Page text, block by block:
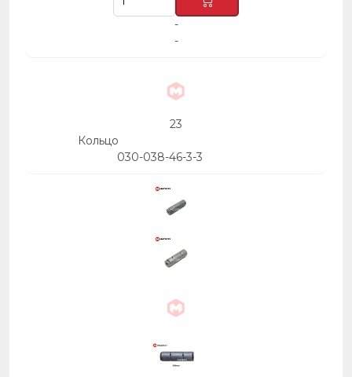
-
-
23
Кольцо
030-038-46-3-3